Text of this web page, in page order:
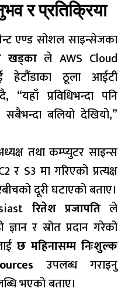
र प्रतिक्रिया
एण्ड सोशल साइन्सेजका
खड्का ले AWS Cloud
हेटौंडाका ठूला आईटी
“यहाँ प्रविधिभन्दा पनि
सबैभन्दा बलियो देखियो,”
तथा कम्प्युटर साइन्स
र S3 मा गरिएको प्रत्यक्ष
दूरी घटाएको बताए।
रितेश प्रजापतिले
र स्रोत प्रदान गरेको
छ महिनासम्म निःशुल्क
उपलब्ध गराइनु
भएको बताए।